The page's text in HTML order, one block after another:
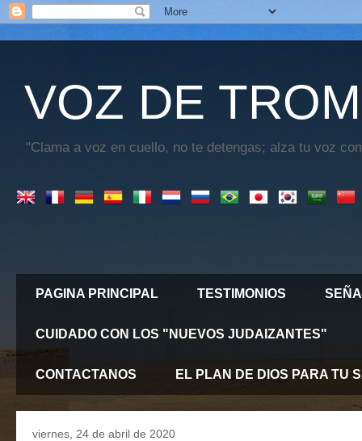
VOZ DE
"Clama a voz en cuello, no te detengas; alza tu voz
PAGINA PRINCIPAL TESTIMONIOS
CUIDADO CON LOS "NUEVOS JUDAIZANTES"
CONTACTANOS EL PLAN DE DIOS PARA TU
viernes, 24 de abril de 2020